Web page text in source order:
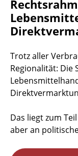
Trotz aller
Regionalität: Die
Das liegt zum
aber an